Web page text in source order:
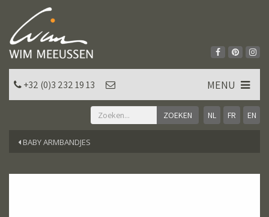
NL FR EN
+32 (0)3 232 19 13 MENU
BABY ARMBANDJES